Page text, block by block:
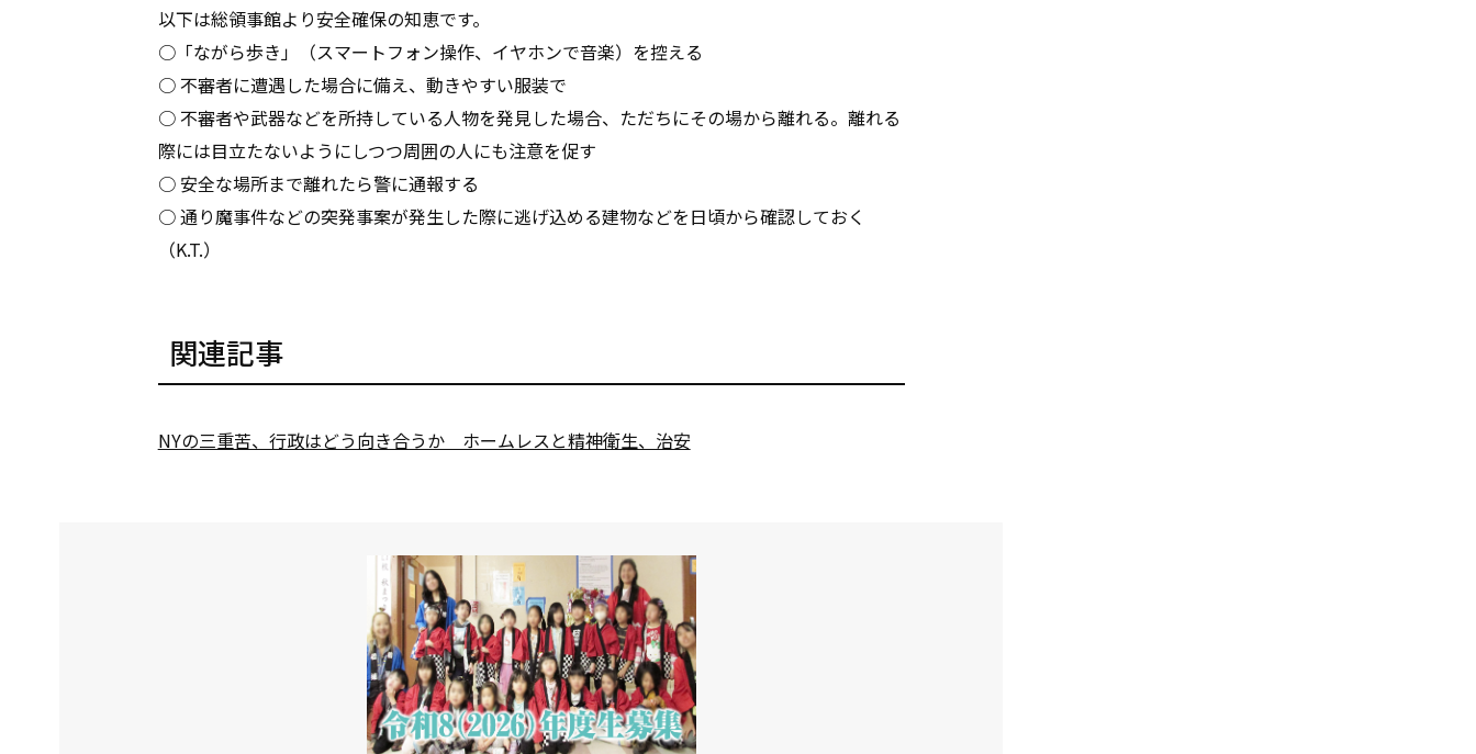
以下は総領事館より安全確保の知恵です。
○「ながら歩き」（スマートフォン操作、イヤホンで音楽）を控える
○ 不審者に遭遇した場合に備え、動きやすい服装で
○ 不審者や武器などを所持している人物を発見した場合、ただちにその場から離れる。離れる
際には目立たないようにしつつ周囲の人にも注意を促す
○ 安全な場所まで離れたら警に通報する
○ 通り魔事件などの突発事案が発生した際に逃げ込める建物などを日頃から確認しておく
（K.T.）
関連記事
NYの三重苦、行政はどう向き合うか ホームレスと精神衛生、治安